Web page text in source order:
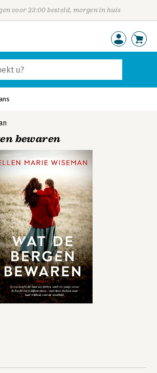
voor 23:00 besteld, morgen in huis
bewaren